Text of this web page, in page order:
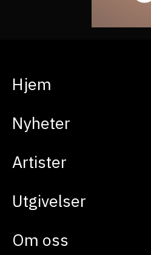
Hjem
Nyheter
Artister
Utgivelser
Om oss